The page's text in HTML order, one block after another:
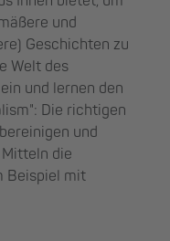
und
Geschichten zu
Welt des
und lernen den
Die richtigen
und
die
Beispiel mit